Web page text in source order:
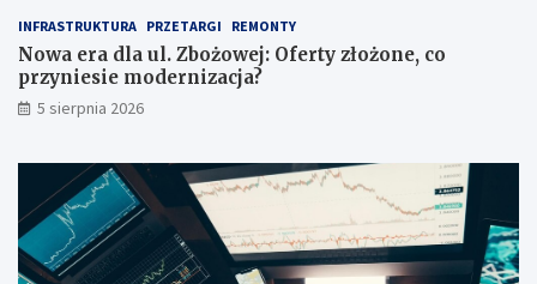
e
d
z
a
p
m
?
!INFRASTRUKTURA PRZETARGI REMONTY
Nowa era dla ul. Zbożowej: Oferty złożone, co
przyniesie modernizacja?
5 sierpnia 2026